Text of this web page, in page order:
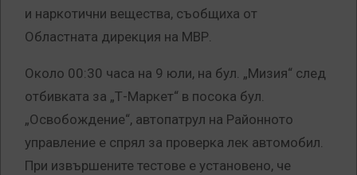
и наркотични вещества, съобщиха от
Областната дирекция на МВР.
Около 00:30 часа на 9 юли, на бул. „Мизия“ след
отбивката за „Т-Маркет“ в посока бул.
„Освобождение“, автопатрул на Районното
управление е спрял за проверка лек автомобил.
При извършените тестове е установено, че